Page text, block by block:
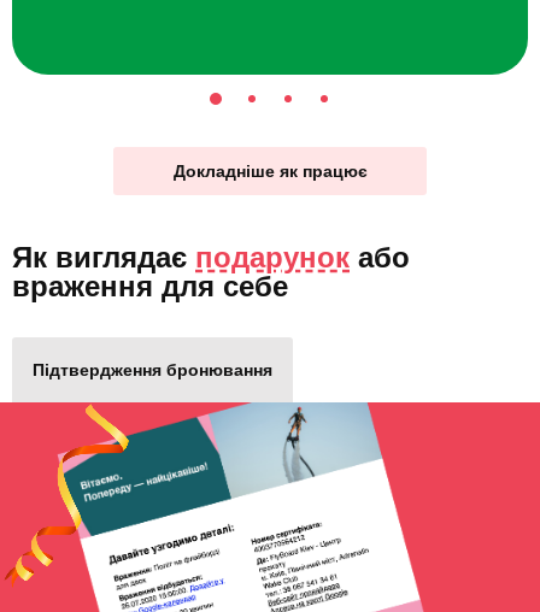
Докладніше як працює
Як виглядає подарунок або
враження для себе
Підтвердження бронювання